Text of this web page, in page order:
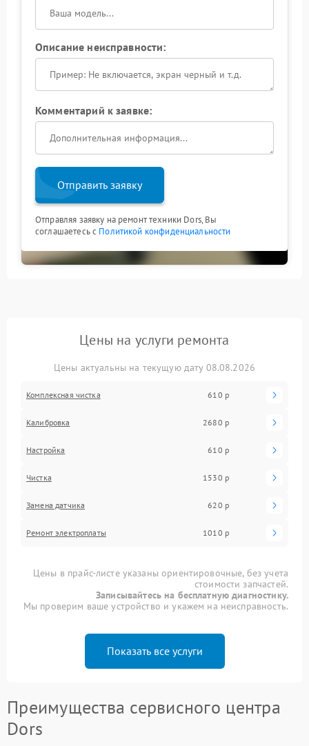
Описание неисправности:
Комментарий к заявке:
Отправить заявку
Отправляя заявку на ремонт техники Dors, Вы
соглашаетесь с Политикой конфиденциальности
Цены на услуги ремонта
Цены актуальны на текущую дату 08.08.2026
Комплексная чистка 610 р
Калибровка 2680 р
Настройка 610 р
Чистка 1530 р
Замена датчика 620 р
Ремонт электроплаты 1010 р
Цены в прайс-листе указаны ориентировочные, без учета
стоимости запчастей.
Записывайтесь на бесплатную диагностику.
Мы проверим ваше устройство и укажем на неисправность.
Показать все услуги
Преимущества сервисного центра
Dors